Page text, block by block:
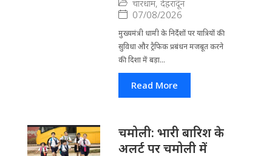
चारधाम, देहरादून
07/08/2026
मुख्यमंत्री धामी के निर्देशों पर यात्रियों की
सुविधा और ट्रैफिक प्रबंधन मजबूत करने
की दिशा में बड़ा...
Read More
चमोली: भारी बारिश के
अलर्ट पर चमोली में